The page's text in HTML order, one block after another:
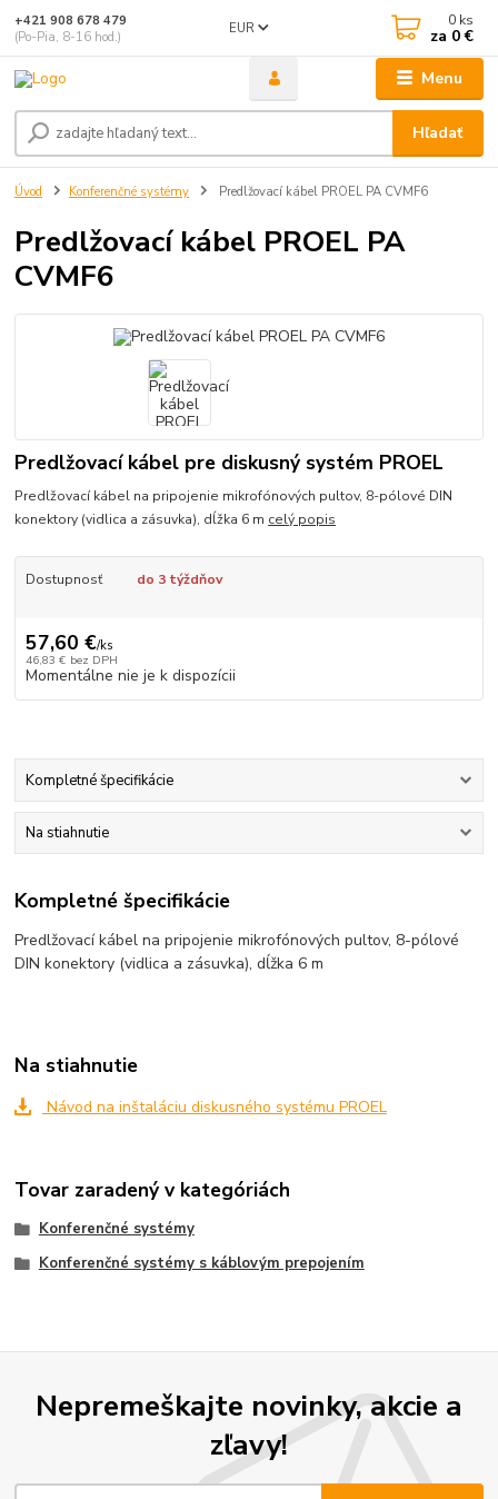
Menu
EUR
Hľadať
+421 908 678 479
(Po-Pia, 8-16 hod.)
0 ks
za 0 €
Úvod Konferenčné systémy Predlžovací kábel PROEL PA CVMF6
Predlžovací kábel PROEL PA
CVMF6
Predlžovací kábel pre diskusný systém PROEL
Predlžovací kábel na pripojenie mikrofónových pultov, 8-pólové DIN
konektory (vidlica a zásuvka), dĺžka 6 m celý popis
Dostupnosť do 3 týždňov
57,60 €/ks
46,83 € bez DPH
Momentálne nie je k dispozícii
Kompletné špecifikácie
Na stiahnutie
Kompletné špecifikácie
Predlžovací kábel na pripojenie mikrofónových pultov, 8-pólové
DIN konektory (vidlica a zásuvka), dĺžka 6 m
Na stiahnutie
Návod na inštaláciu diskusného systému PROEL
Tovar zaradený v kategóriách
Konferenčné systémy
Konferenčné systémy s káblovým prepojením
Nepremeškajte novinky, akcie a
zľavy!